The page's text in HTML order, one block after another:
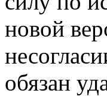
новой
обязан